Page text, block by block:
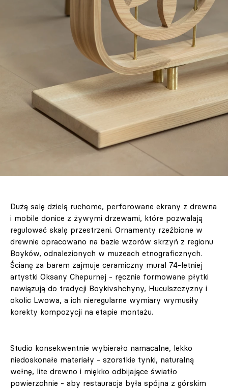
Dużą salę dzielą ruchome, perforowane ekrany z drewna
i mobile donice z żywymi drzewami, które pozwalają
regulować skalę przestrzeni. Ornamenty rzeźbione w
drewnie opracowano na bazie wzorów skrzyń z regionu
Boyków, odnalezionych w muzeach etnograficznych.
Ścianę za barem zajmuje ceramiczny mural 74‑letniej
artystki Oksany Chepurnej - ręcznie formowane płytki
nawiązują do tradycji Boykivshchyny, Huculszczyzny i
okolic Lwowa, a ich nieregularne wymiary wymusiły
korekty kompozycji na etapie montażu.
Studio konsekwentnie wybierało namacalne, lekko
niedoskonałe materiały - szorstkie tynki, naturalną
wełnę, lite drewno i miękko odbijające światło
powierzchnie - aby restauracja była spójna z górskim